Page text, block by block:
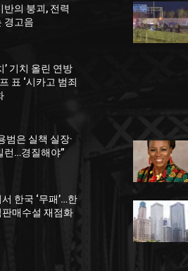
반의 붕괴, 전력
경고음
’ 기치 올린 연방
표 ‘시카고 범죄
범은 실책 실장·
런…경질해야”
한국 ‘무패’…한
매수설 재점화